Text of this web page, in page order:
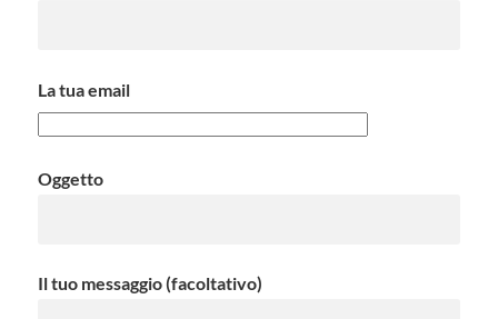
La tua email
Oggetto
Il tuo messaggio (facoltativo)